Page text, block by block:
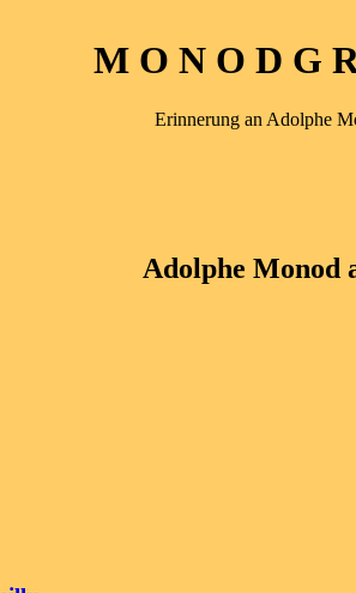
M O N O D G
Erinnerung an Adolphe
Adolphe Monod